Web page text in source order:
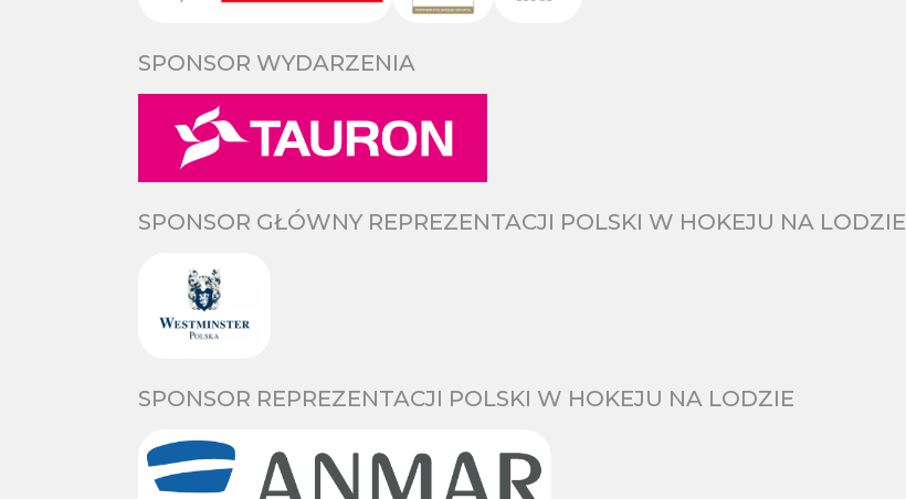
SPONSOR WYDARZENIA
SPONSOR GŁÓWNY REPREZENTACJI POLSKI W HOKEJU NA LODZIE
SPONSOR REPREZENTACJI POLSKI W HOKEJU NA LODZIE